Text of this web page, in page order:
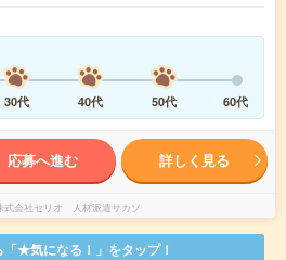
30代 40代 50代 60代
応募へ進む 詳しく見る
式会社セリオ 人材派遣サカソ
★気になる！」をタップ！